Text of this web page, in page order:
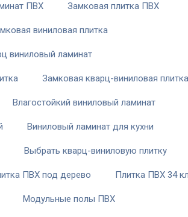
ПВХ Замковая плитка ПВХ
виниловая плитка
виниловый ламинат
Замковая кварц-виниловая плитка
Влагостойкий виниловый ламинат
Виниловый ламинат для кухни
Выбрать кварц-виниловую плитку
ПВХ под дерево Плитка ПВХ 34
Модульные полы ПВХ